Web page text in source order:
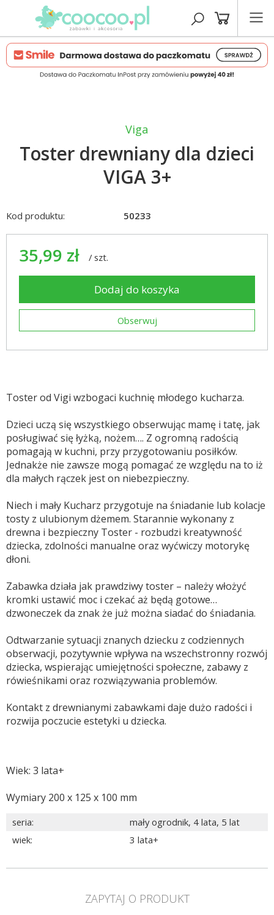
Viga
Toster drewniany dla dzieci
VIGA 3+
Kod produktu: 50233
35,99 zł / szt.
Dodaj do koszyka
Obserwuj
Toster od Vigi wzbogaci kuchnię młodego kucharza.
Dzieci uczą się wszystkiego obserwując mamę i tatę, jak
posługiwać się łyżką, nożem…. Z ogromną radością
pomagają w kuchni, przy przygotowaniu posiłków.
Jednakże nie zawsze mogą pomagać ze względu na to iż
dla małych rączek jest on niebezpieczny.
Niech i mały Kucharz przygotuje na śniadanie lub kolacje
tosty z ulubionym dżemem. Starannie wykonany z
drewna i bezpieczny Toster - rozbudzi kreatywność
dziecka, zdolności manualne oraz wyćwiczy motorykę
dłoni.
Zabawka działa jak prawdziwy toster – należy włożyć
kromki ustawić moc i czekać aż będą gotowe…
dzwoneczek da znak że już można siadać do śniadania.
Odtwarzanie sytuacji znanych dziecku z codziennych
obserwacji, pozytywnie wpływa na wszechstronny rozwój
dziecka, wspierając umiejętności społeczne, zabawy z
rówieśnikami oraz rozwiązywania problemów.
Kontakt z drewnianymi zabawkami daje dużo radości i
rozwija poczucie estetyki u dziecka.
Wiek: 3 lata+
Wymiary 200 x 125 x 100 mm
seria: mały ogrodnik, 4 lata, 5 lat
wiek: 3 lata+
ZAPYTAJ O PRODUKT